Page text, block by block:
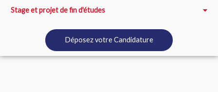
Stage et projet de fin d'études
Déposez votre Candidature